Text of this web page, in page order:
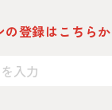
の登録はこちら